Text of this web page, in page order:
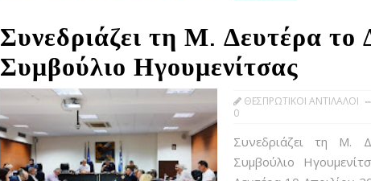
Συνεδριάζει τη Μ. Δευτέρα το
Συμβούλιο Ηγουμενίτσας
ΘΕΣΠΡΩΤΙΚΟΙ ΑΝΤΙΛΑΛΟΙ
0
Συνεδριάζει τη Μ.
Συμβούλιο